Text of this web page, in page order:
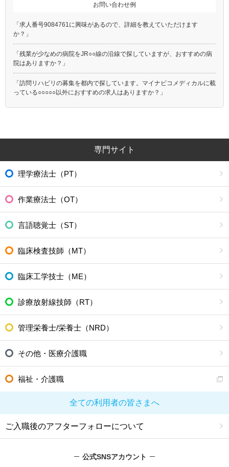
お問い合わせ例
「求人番号9084761に興味があるので、詳細を教えていただけます
か？」
「残業が少なめの病院をJR○○線の沿線で探していますが、おすすめの病
院はありますか？」
「訪問リハビリの募集を都内で探しています。マイナビコメディカルに載
っている○○○○○以外におすすめの求人はありますか？」
専門サイト
理学療法士（PT）
作業療法士（OT）
言語聴覚士（ST）
臨床検査技師（MT）
臨床工学技士（ME）
診療放射線技師（RT）
管理栄養士/栄養士（NRD）
その他・医療介護職
福祉・介護職
全ての利用者の皆さまへ
ご入職後のアフターフォローについて
公式SNSアカウント